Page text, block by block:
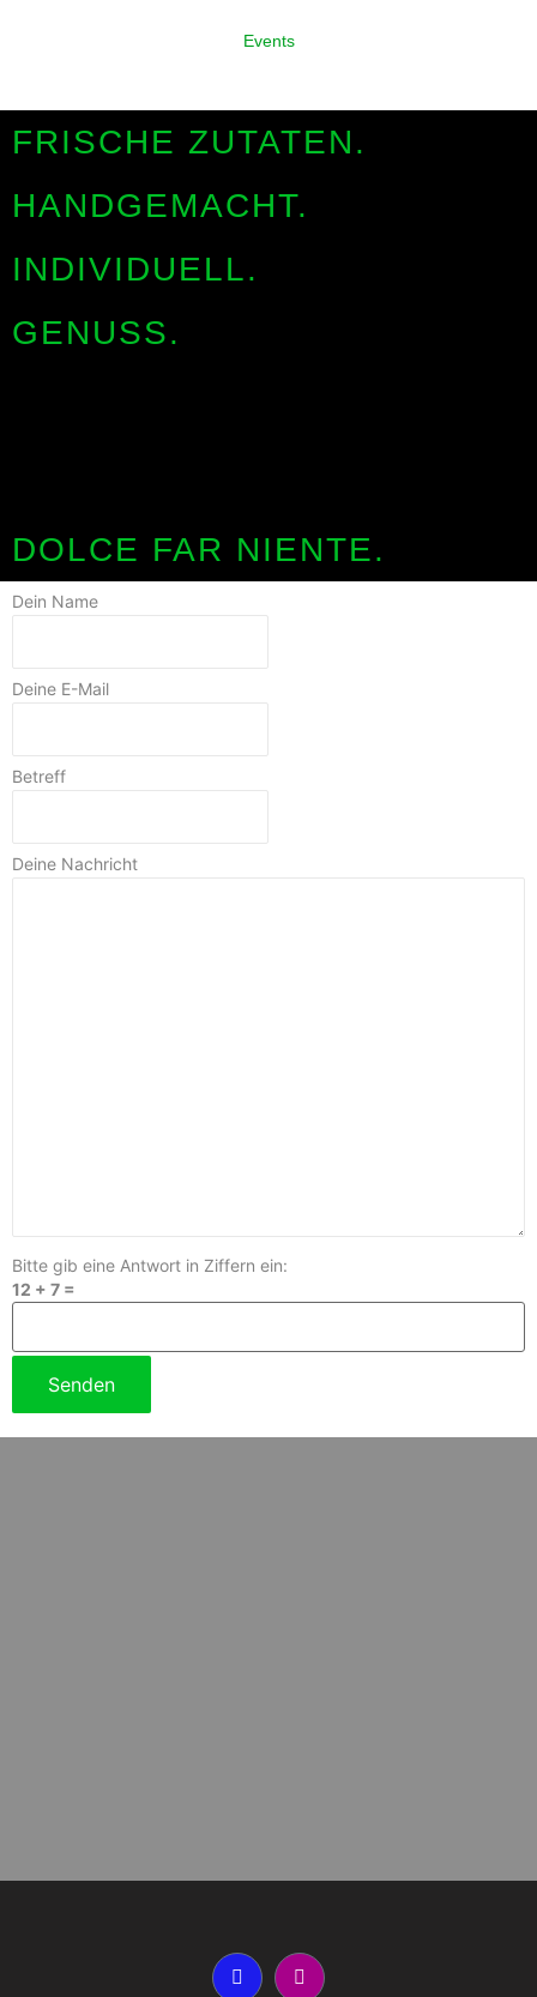
Events
FRISCHE ZUTATEN.
HANDGEMACHT.
INDIVIDUELL.
GENUSS.
DOLCE FAR NIENTE.
Dein Name
Deine E-Mail
Betreff
Deine Nachricht
Bitte gib eine Antwort in Ziffern ein:
12 + 7 =